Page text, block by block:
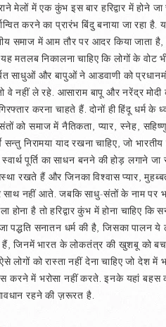
मेलों में एक कुंभ इस बार हरिद्वार में
करने का प्रारंभ बिंदु बनाया जा रहा
समाज में आम तौर पर आदर किया जाता
मतलब निकालना चाहिए कि लोगों के
साधुओं और बापुओं ने आडवाणी को
नहीं ले रहे. आसाराम बापू और नरेंद्र
करना चाहते हैं. दोनों ही हिंदू
को समाज में नैतिकता, प्यार, स्नेह,
निरामया याद रखना चाहिए, जो
पूर्ति का साधन बनने की होड़ लगाने
रखते हैं और जिनका विश्वास प्यार,
नहीं आते. जबकि साधु-संतों के नाम पर
है तो हरिद्वार कुंभ में होना चाहिए कि
पद्धति सनातन धर्म की है, जिसका पालन
हैं, जिनमें भारत के लोकतंत्र की खुशबू को
लोगों को रास्ता नहीं देना चाहिए जो
में भरोसा नहीं करते. इनके यहां बहस
रहने की ज़रूरत है.